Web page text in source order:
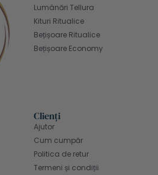
Lumânări Tellura
Kituri Ritualice
Bețișoare Ritualice
Bețișoare Economy
Clienți
Ajutor
Cum cumpăr
Politica de retur
Termeni și condiții